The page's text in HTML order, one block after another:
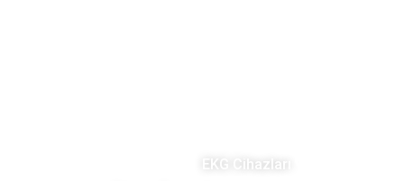
EKG Cihazları